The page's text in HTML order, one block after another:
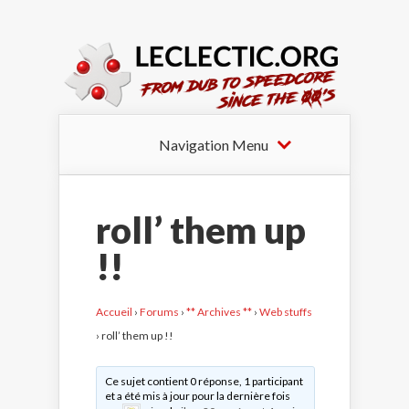
Navigation Menu
roll’ them up
!!
Accueil › Forums › ** Archives ** › Web stuffs
› roll’ them up !!
Ce sujet contient 0 réponse, 1 participant
et a été mis à jour pour la dernière fois